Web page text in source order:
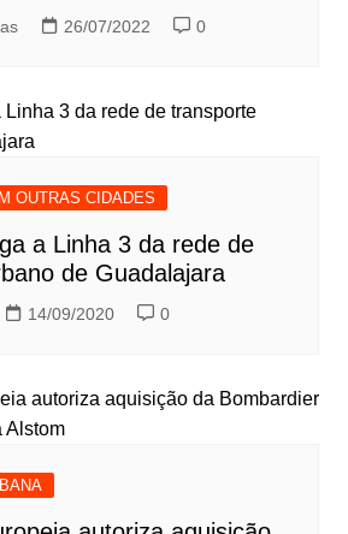
26/07/2022 0
OUTRAS CIDADES
a Linha 3 da rede de
de Guadalajara
14/09/2020 0